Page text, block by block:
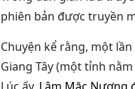
phiên bản được truyền
Chuyện kể rằng, một
Giang Tây (một tỉnh